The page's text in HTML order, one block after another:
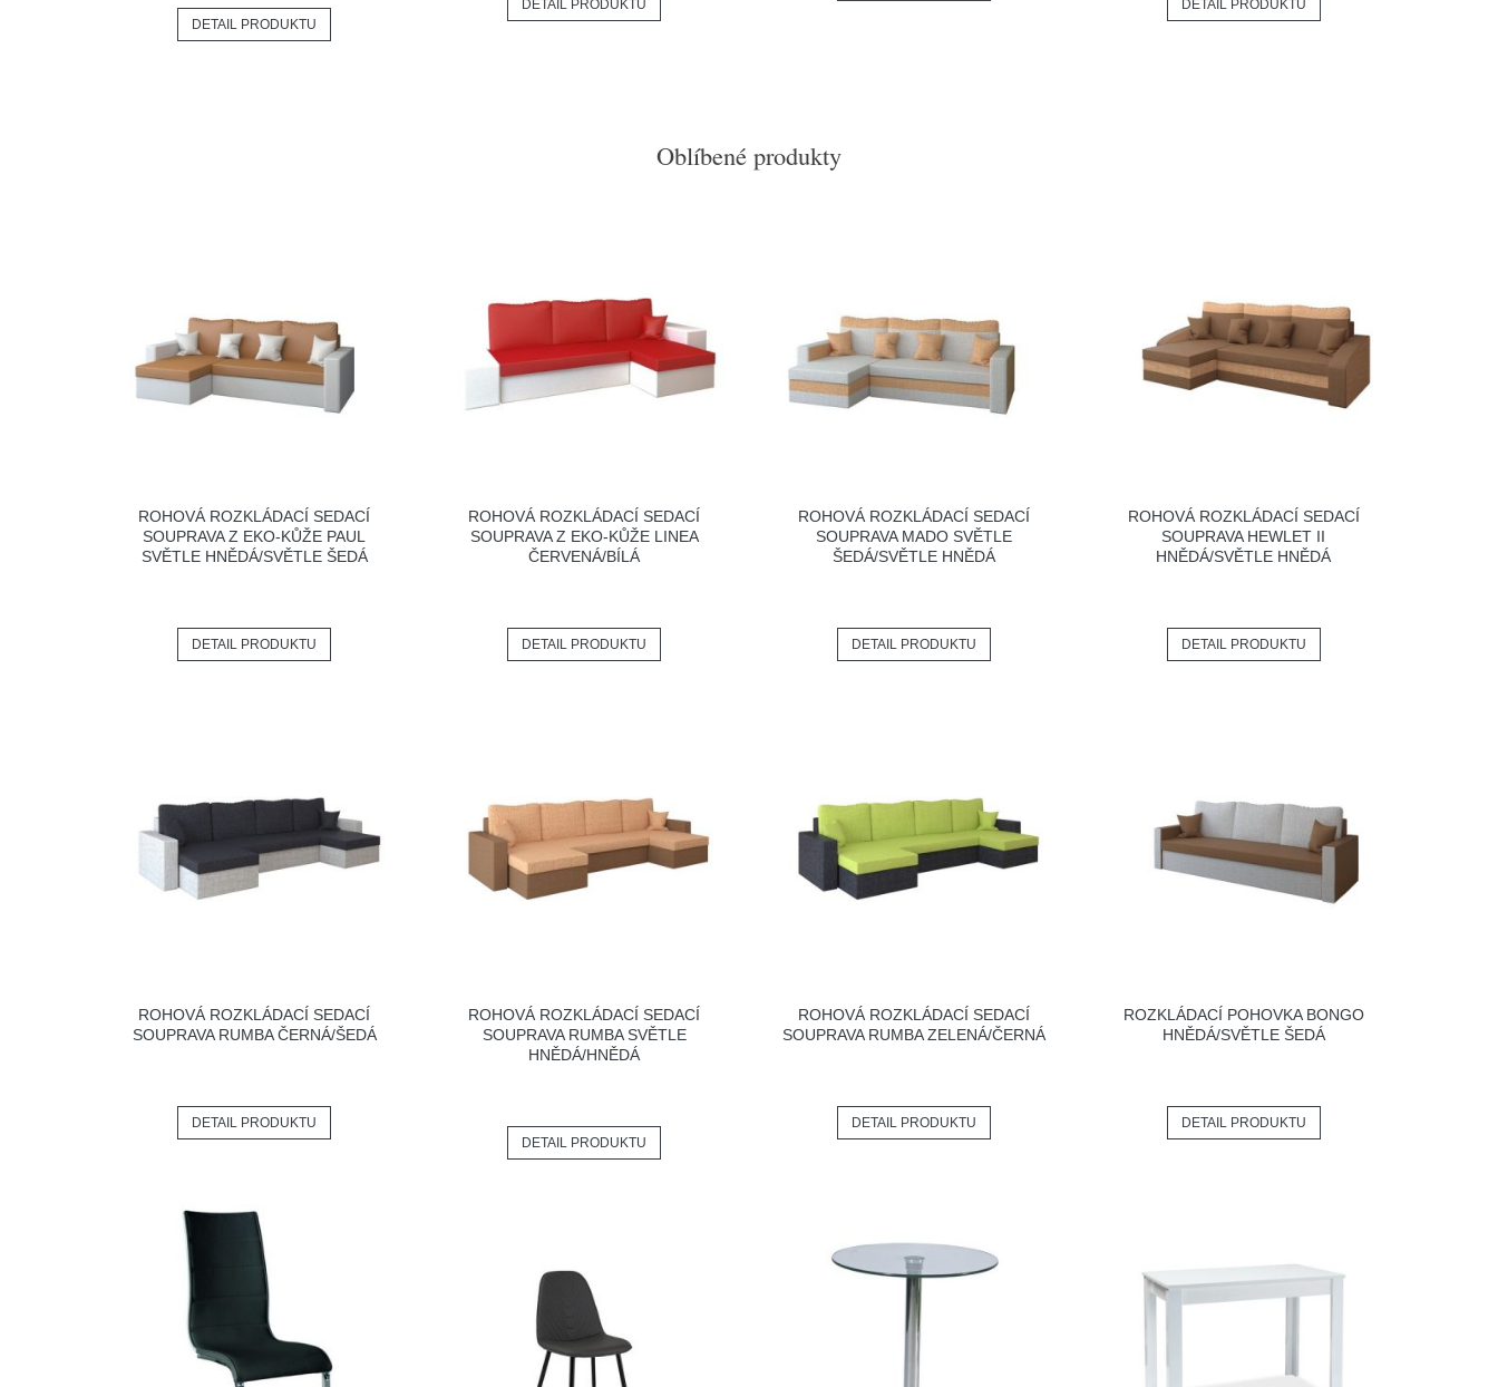
DETAIL PRODUKTU
DETAIL PRODUKTU DETAIL PRODUKTU
Oblíbené produkty
ROHOVÁ ROZKLÁDACÍ SEDACÍ
SOUPRAVA Z EKO-KŮŽE PAUL
SVĚTLE HNĚDÁ/SVĚTLE ŠEDÁ
DETAIL PRODUKTU
ROHOVÁ ROZKLÁDACÍ SEDACÍ
SOUPRAVA Z EKO-KŮŽE LINEA
ČERVENÁ/BÍLÁ
DETAIL PRODUKTU
ROHOVÁ ROZKLÁDACÍ SEDACÍ
SOUPRAVA MADO SVĚTLE
ŠEDÁ/SVĚTLE HNĚDÁ
DETAIL PRODUKTU
ROHOVÁ ROZKLÁDACÍ SEDACÍ
SOUPRAVA HEWLET II
HNĚDÁ/SVĚTLE HNĚDÁ
DETAIL PRODUKTU
ROHOVÁ ROZKLÁDACÍ SEDACÍ
SOUPRAVA RUMBA ČERNÁ/ŠEDÁ
DETAIL PRODUKTU
ROHOVÁ ROZKLÁDACÍ SEDACÍ
SOUPRAVA RUMBA SVĚTLE
HNĚDÁ/HNĚDÁ
DETAIL PRODUKTU
ROHOVÁ ROZKLÁDACÍ SEDACÍ
SOUPRAVA RUMBA ZELENÁ/ČERNÁ
DETAIL PRODUKTU
ROZKLÁDACÍ POHOVKA BONGO
HNĚDÁ/SVĚTLE ŠEDÁ
DETAIL PRODUKTU